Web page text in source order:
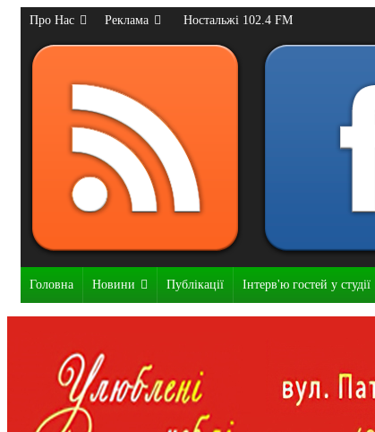
Про Нас Реклама Ностальжі 102.4 FM
Головна Новини Публікації Інтерв'ю гостей у студії